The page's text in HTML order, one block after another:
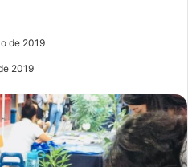
de 2019
2019